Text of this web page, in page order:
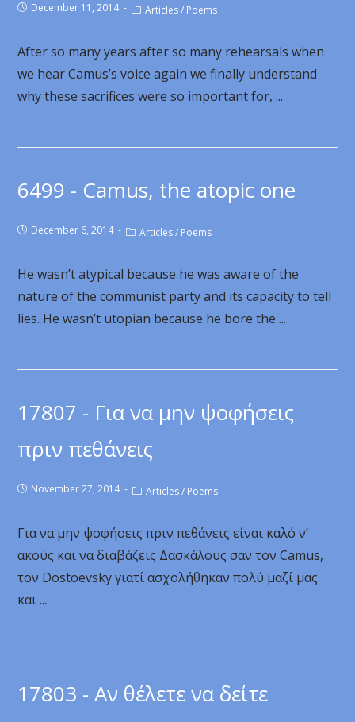
December 11, 2014 Articles / Poems
After so many years after so many rehearsals when
we hear Camus’s voice again we finally understand
why these sacrifices were so important for, ...
6499 - Camus, the atopic one
December 6, 2014 Articles / Poems
He wasn’t atypical because he was aware of the
nature of the communist party and its capacity to tell
lies. He wasn’t utopian because he bore the ...
17807 - Για να μην ψοφήσεις
πριν πεθάνεις
November 27, 2014 Articles / Poems
Για να μην ψοφήσεις πριν πεθάνεις είναι καλό ν’
ακούς και να διαβάζεις Δασκάλους σαν τον Camus,
τον Dostoevsky γιατί ασχολήθηκαν πολύ μαζί μας
και ...
17803 - Αν θέλετε να δείτε